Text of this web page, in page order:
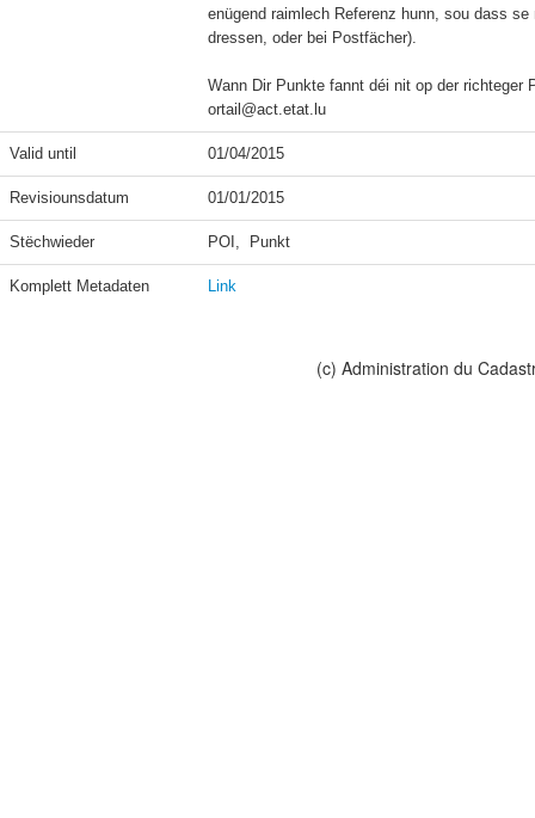
enügend raimlech Referenz hunn, sou dass
dressen, oder bei Postfächer).
Wann Dir Punkte fannt déi nit op der
ortail@act.etat.lu
Valid until 01/04/2015
Revisiounsdatum 01/01/2015
Stëchwieder POI,  Punkt
Komplett Metadaten Link
(c) Administration du